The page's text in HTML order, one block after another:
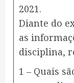
2021.
Diante do
as
disciplina,
1 – Quais